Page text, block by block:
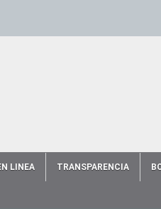
LINEA TRANSPARENCIA